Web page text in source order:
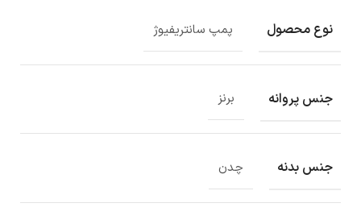
نوع محصول پمپ سانتریفیوژ
جنس پروانه برنز
جنس بدنه چدن